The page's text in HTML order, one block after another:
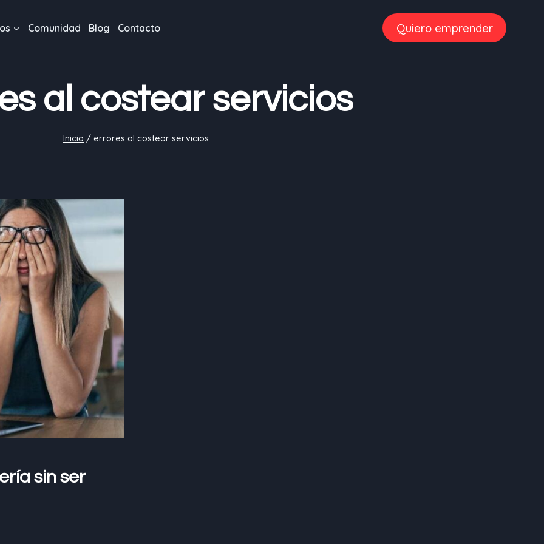
Comunidad Blog Contacto Quiero emprender
al costear servicios
Inicio / errores al costear servicios
sin ser